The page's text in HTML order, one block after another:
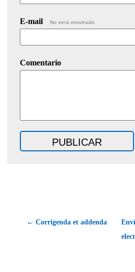
E-mail No será mostrado.
Comentario
← Corrigenda et addenda